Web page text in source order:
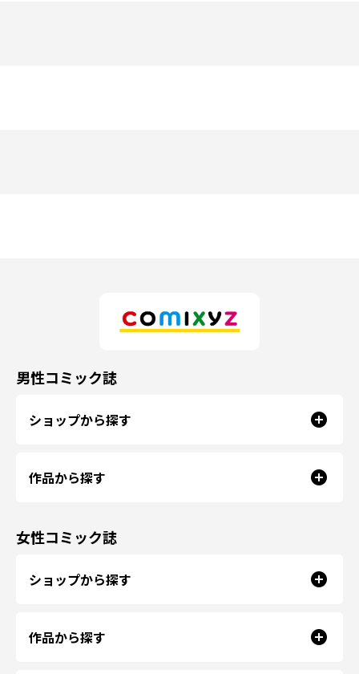
男性コミック誌
ショップから探す
作品から探す
女性コミック誌
ショップから探す
作品から探す